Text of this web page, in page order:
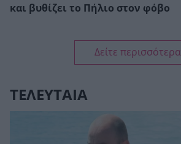
και βυθίζει το Πήλιο στον φόβο
Δείτε περισσότερα
ΤΕΛΕΥΤΑΙΑ